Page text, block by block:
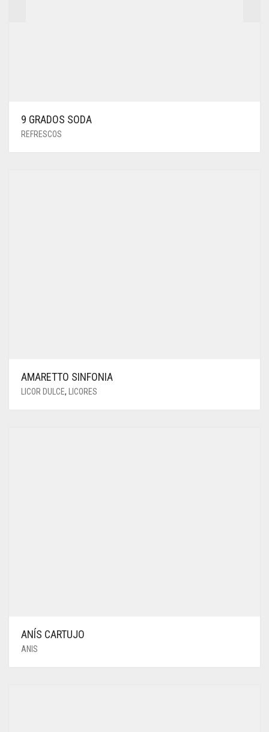
9 GRADOS SODA
REFRESCOS
AMARETTO SINFONIA
LICOR DULCE, LICORES
ANÍS CARTUJO
ANIS